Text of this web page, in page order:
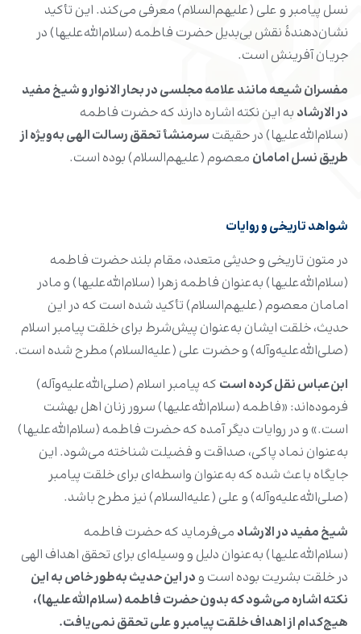
نسل پیامبر و علی (علیهم‌السلام) معرفی می‌کند. این تأکید
نشان‌دهندۀ نقش بی‌بدیل حضرت فاطمه (سلام‌الله‌علیها) در
جریان آفرینش است.
مفسران شیعه مانند علامه مجلسی در بحار الانوار و شیخ مفید
در الارشاد به این نکته اشاره دارند که حضرت فاطمه
(سلام‌الله‌علیها) در حقیقت سرمنشأ تحقق رسالت الهی به‌ویژه از
طریق نسل امامان معصوم (علیهم‌السلام) بوده است.
شواهد تاریخی و روایات
در متون تاریخی و حدیثی متعدد، مقام بلند حضرت فاطمه
(سلام‌الله‌علیها) به‌عنوان فاطمه‌ زهرا (سلام‌الله‌علیها) و مادر
امامان معصوم (علیهم‌السلام) تأکید شده است که در این
حدیث، خلقت ایشان به‌عنوان پیش‌شرط برای خلقت پیامبر اسلام
(صلی‌الله‌علیه‌وآله) و حضرت علی (علیه‌السلام) مطرح شده است.
ابن‌عباس نقل کرده است که پیامبر اسلام (صلی‌الله‌علیه‌وآله)
فرموده‌اند: «فاطمه (سلام‌الله‌علیها) سرور زنان اهل بهشت
است.» و در روایات دیگر آمده که حضرت فاطمه (سلام‌الله‌علیها)
به‌عنوان نماد پاکی، صداقت و فضیلت شناخته می‌شود. این
جایگاه باعث شده که به‌عنوان واسطه‌ای برای خلقت پیامبر
(صلی‌الله‌علیه‌وآله) و علی (علیه‌السلام) نیز مطرح باشد.
شیخ مفید در الارشاد می‌فرماید که حضرت فاطمه
(سلام‌الله‌علیها) به‌عنوان دلیل و وسیله‌ای برای تحقق اهداف الهی
در خلقت بشریت بوده است ودر این حدیث به‌طور خاص به این
نکته اشاره می‌شود که بدون حضرت فاطمه (سلام‌الله‌علیها)،
هیچ‌کدام از اهداف خلقت پیامبر و علی تحقق نمی‌یافت.